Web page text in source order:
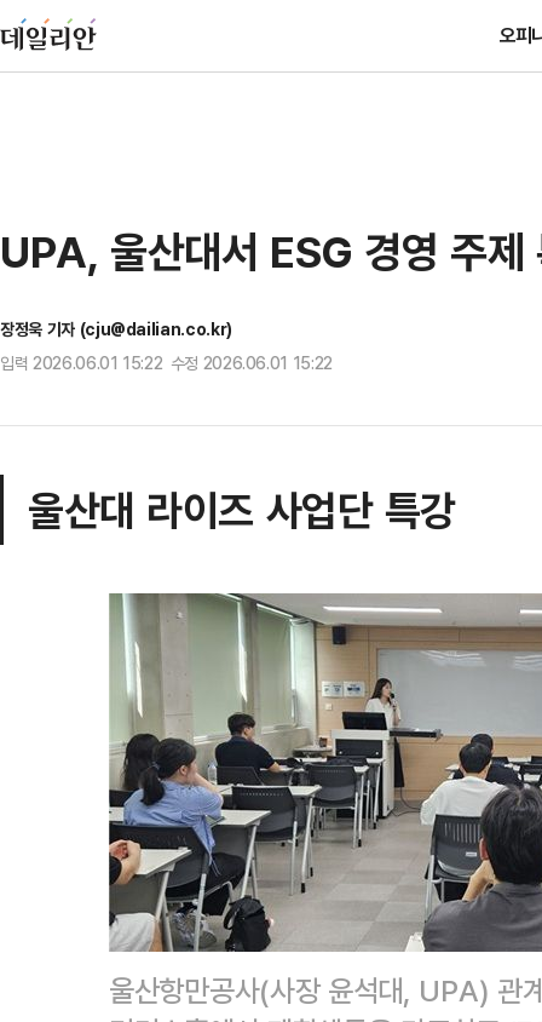
오피
UPA, 울산대서 ESG 경영 주제
장정욱 기자 (cju@dailian.co.kr)
입력 2026.06.01 15:22 수정 2026.06.01 15:22
울산대 라이즈 사업단 특강
울산항만공사(사장 윤석대, UPA) 관